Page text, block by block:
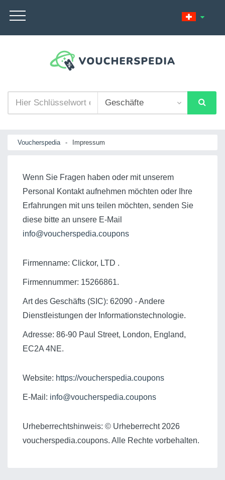
Voucherspedia - Impressum
Wenn Sie Fragen haben oder mit unserem
Personal Kontakt aufnehmen möchten oder Ihre
Erfahrungen mit uns teilen möchten, senden Sie
diese bitte an unsere E-Mail
info@voucherspedia.coupons
Firmenname: Clickor, LTD .
Firmennummer: 15266861.
Art des Geschäfts (SIC): 62090 - Andere
Dienstleistungen der Informationstechnologie.
Adresse: 86-90 Paul Street, London, England,
EC2A 4NE.
Website: https://voucherspedia.coupons
E-Mail: info@voucherspedia.coupons
Urheberrechtshinweis: © Urheberrecht 2026
voucherspedia.coupons. Alle Rechte vorbehalten.